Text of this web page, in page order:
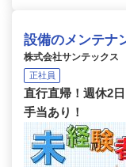
設備のメンテナ
株式会社サンテックス
正社員
直行直帰！週休2
手当あり！